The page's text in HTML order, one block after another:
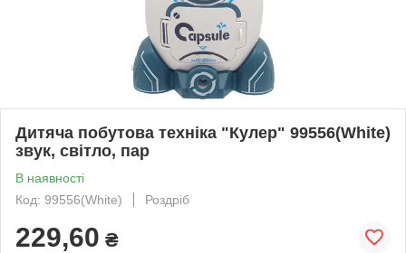
Дитяча побутова техніка "Кулер" 99556(White)
звук, світло, пар
В наявності
Код: 99556(White)
Роздріб
229,60 ₴